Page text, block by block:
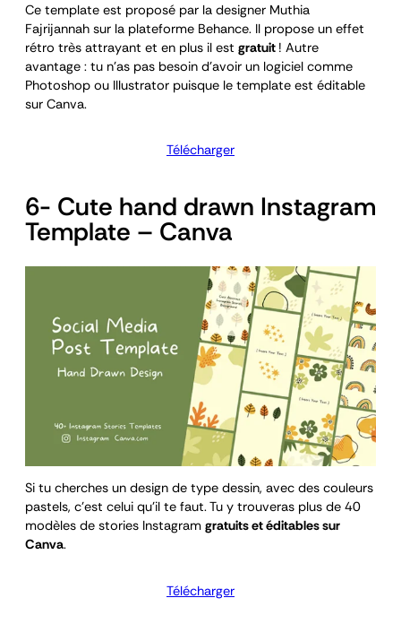
Ce template est proposé par la designer Muthia
Fajrijannah sur la plateforme Behance. Il propose un effet
rétro très attrayant et en plus il est gratuit ! Autre
avantage : tu n’as pas besoin d’avoir un logiciel comme
Photoshop ou Illustrator puisque le template est éditable
sur Canva.
Télécharger
6- Cute hand drawn Instagram
Template – Canva
Si tu cherches un design de type dessin, avec des couleurs
pastels, c’est celui qu’il te faut. Tu y trouveras plus de 40
modèles de stories Instagram gratuits et éditables sur
Canva.
Télécharger